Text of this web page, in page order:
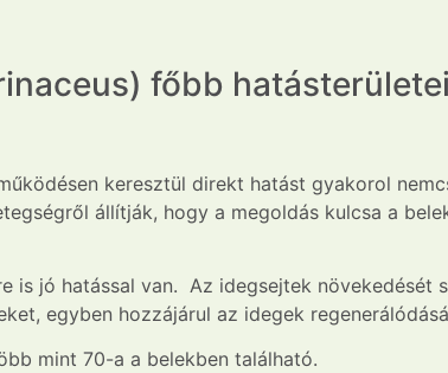
főbb
keresztül direkt hatást gyakorol
állítják, hogy a megoldás kulcsa a
is jó hatással van. Az idegsejtek növekedését
egyben hozzájárul az idegek
mint 70-a a belekben található.